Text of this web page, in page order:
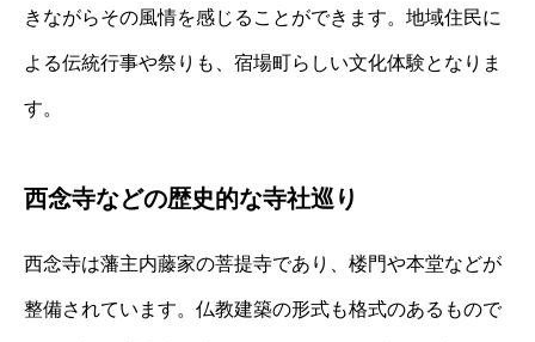
きながらその風情を感じることができます。地域住民に
よる伝統行事や祭りも、宿場町らしい文化体験となりま
す。
西念寺などの歴史的な寺社巡り
西念寺は藩主内藤家の菩提寺であり、楼門や本堂などが
整備されています。仏教建築の形式も格式のあるもので